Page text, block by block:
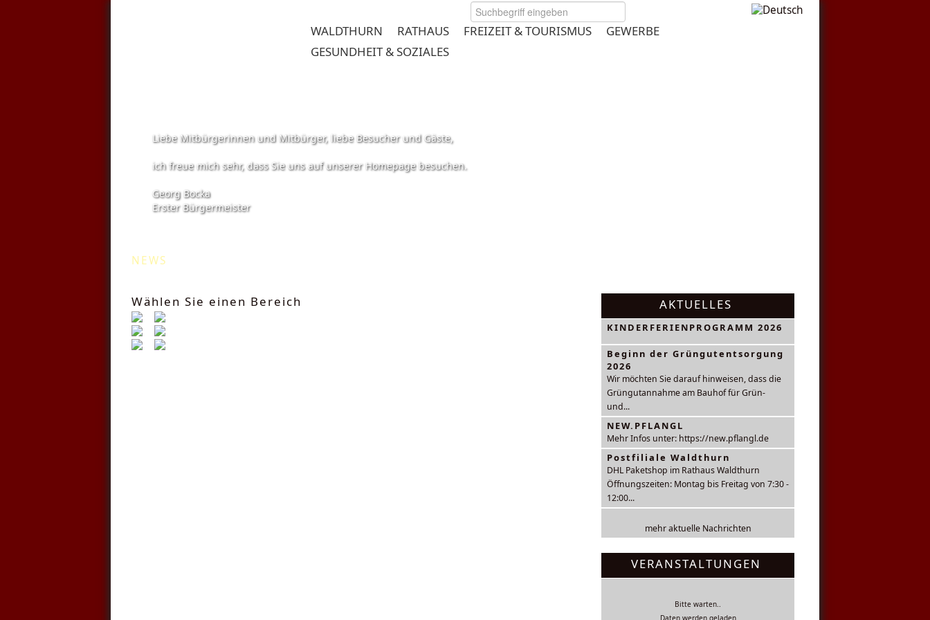
WALDTHURN RATHAUS FREIZEIT & TOURISMUS
GEWERBE
GESUNDHEIT & SOZIALES
Liebe Mitbürgerinnen und Mitbürger, liebe Besucher und Gäste,
ich freue mich sehr, dass Sie uns auf unserer Homepage besuchen.
Georg Bocka
Erster Bürgermeister
NEWS
Wählen Sie einen Bereich AKTUELLES
KINDERFERIENPROGRAMM 2026
Beginn der Grüngutentsorgung
2026
Wir möchten Sie darauf hinweisen, dass die
Grüngutannahme am Bauhof für Grün-
und...
NEW.PFLANGL
Mehr Infos unter: https://new.pflangl.de
Postfiliale Waldthurn
DHL Paketshop im Rathaus Waldthurn
Öffnungszeiten: Montag bis Freitag von 7:30 -
12:00...
mehr aktuelle Nachrichten
VERANSTALTUNGEN
Bitte warten..
Daten werden geladen